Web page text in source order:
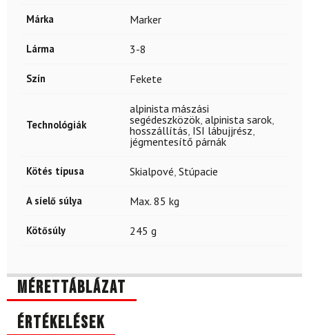
Márka Marker
Lárma 3-8
Szín Fekete
Technológiák
alpinista mászási
segédeszközök, alpinista sarok,
hosszállítás, ISI lábujjrész,
jégmentesítő párnák
Kötés típusa Skialpové, Stúpacie
A síelő súlya Max. 85 kg
Kötősúly 245 g
Mérettáblázat
Értékelések